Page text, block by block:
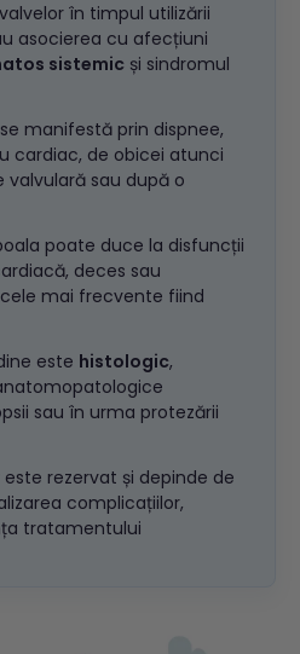
în timpul utilizării
asocierea cu afecțiuni
sistemic și sindromul
manifestă prin dispnee,
cardiac, de obicei atunci
sau după o
poate duce la disfuncții
deces sau
mai frecvente fiind
este histologic,
sau în urma protezării
rezervat și depinde de
complicațiilor,
tratamentului